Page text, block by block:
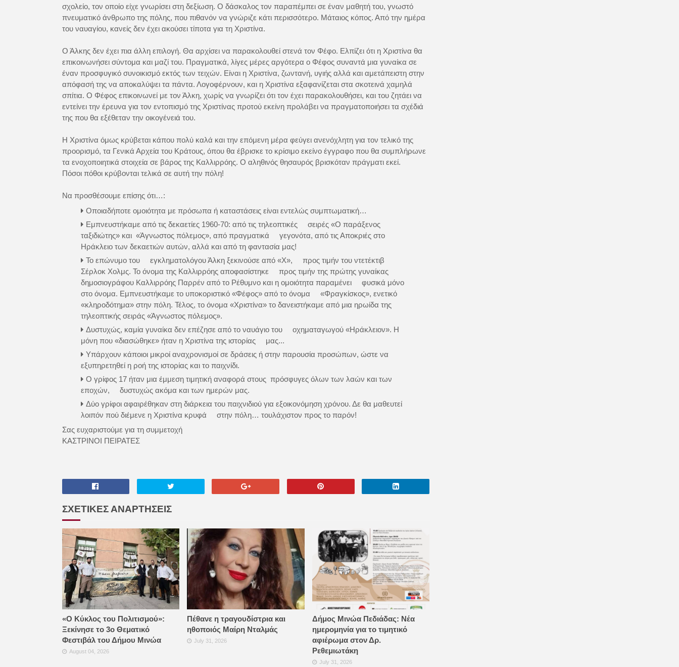
σχολείο, τον οποίο είχε γνωρίσει στη δεξίωση. Ο δάσκαλος τον παραπέμπει σε έναν μαθητή του, γνωστό
πνευματικό άνθρωπο της πόλης, που πιθανόν να γνώριζε κάτι περισσότερο. Μάταιος κόπος. Από την ημέρα
του ναυαγίου, κανείς δεν έχει ακούσει τίποτα για τη Χριστίνα.
Ο Άλκης δεν έχει πια άλλη επιλογή. Θα αρχίσει να παρακολουθεί στενά τον Φέφο. Ελπίζει ότι η Χριστίνα θα
επικοινωνήσει σύντομα και μαζί του. Πραγματικά, λίγες μέρες αργότερα ο Φέφος συναντά μια γυναίκα σε
έναν προσφυγικό συνοικισμό εκτός των τειχών. Είναι η Χριστίνα, ζωντανή, υγιής αλλά και αμετάπειστη στην
απόφασή της να αποκαλύψει τα πάντα. Λογοφέρνουν, και η Χριστίνα εξαφανίζεται στα σκοτεινά χαμηλά
σπίτια. Ο Φέφος επικοινωνεί με τον Άλκη, χωρίς να γνωρίζει ότι τον έχει παρακολουθήσει, και του ζητάει να
εντείνει την έρευνα για τον εντοπισμό της Χριστίνας προτού εκείνη προλάβει να πραγματοποιήσει τα σχέδιά
της που θα εξέθεταν την οικογένειά του.
Η Χριστίνα όμως κρύβεται κάπου πολύ καλά και την επόμενη μέρα φεύγει ανενόχλητη για τον τελικό της
προορισμό, τα Γενικά Αρχεία του Κράτους, όπου θα έβρισκε το κρίσιμο εκείνο έγγραφο που θα συμπλήρωνε
τα ενοχοποιητικά στοιχεία σε βάρος της Καλλιρρόης. Ο αληθινός θησαυρός βρισκόταν πράγματι εκεί.
Πόσοι πόθοι κρύβονται τελικά σε αυτή την πόλη!
Να προσθέσουμε επίσης ότι…:
Οποιαδήποτε ομοιότητα με πρόσωπα ή καταστάσεις είναι εντελώς συμπτωματική…
Εμπνευστήκαμε από τις δεκαετίες 1960-70: από τις τηλεοπτικές σειρές «Ο παράξενος
ταξιδιώτης» και «Άγνωστος πόλεμος», από πραγματικά γεγονότα, από τις Αποκριές στο
Ηράκλειο των δεκαετιών αυτών, αλλά και από τη φαντασία μας!
Το επώνυμο του εγκληματολόγου Άλκη ξεκινούσε από «Χ», προς τιμήν του ντετέκτιβ
Σέρλοκ Χολμς. Το όνομα της Καλλιρρόης αποφασίστηκε προς τιμήν της πρώτης γυναίκας
δημοσιογράφου Καλλιρρόης Παρρέν από το Ρέθυμνο και η ομοιότητα παραμένει φυσικά μόνο
στο όνομα. Εμπνευστήκαμε το υποκοριστικό «Φέφος» από το όνομα «Φραγκίσκος», ενετικό
«κληροδότημα» στην πόλη. Τέλος, το όνομα «Χριστίνα» το δανειστήκαμε από μια ηρωίδα της
τηλεοπτικής σειράς «Άγνωστος πόλεμος».
Δυστυχώς, καμία γυναίκα δεν επέζησε από το ναυάγιο του οχηματαγωγού «Ηράκλειον». Η
μόνη που «διασώθηκε» ήταν η Χριστίνα της ιστορίας μας...
Υπάρχουν κάποιοι μικροί αναχρονισμοί σε δράσεις ή στην παρουσία προσώπων, ώστε να
εξυπηρετηθεί η ροή της ιστορίας και το παιχνίδι.
Ο γρίφος 17 ήταν μια έμμεση τιμητική αναφορά στους πρόσφυγες όλων των λαών και των
εποχών, δυστυχώς ακόμα και των ημερών μας.
Δύο γρίφοι αφαιρέθηκαν στη διάρκεια του παιχνιδιού για εξοικονόμηση χρόνου. Δε θα μαθευτεί
λοιπόν πού διέμενε η Χριστίνα κρυφά στην πόλη… τουλάχιστον προς το παρόν!
Σας ευχαριστούμε για τη συμμετοχή
ΚΑΣΤΡΙΝΟΙ ΠΕΙΡΑΤΕΣ
ΣΧΕΤΙΚΕΣ ΑΝΑΡΤΗΣΕΙΣ
«Ο Κύκλος του Πολιτισμού»:
Ξεκίνησε το 3ο Θεματικό
Φεστιβάλ του Δήμου Μινώα
August 04, 2026
Πέθανε η τραγουδίστρια και
ηθοποιός Μαίρη Νταλμάς
July 31, 2026
Δήμος Μινώα Πεδιάδας: Νέα
ημερομηνία για το τιμητικό
αφιέρωμα στον Δρ.
Ρεθεμιωτάκη
July 31, 2026